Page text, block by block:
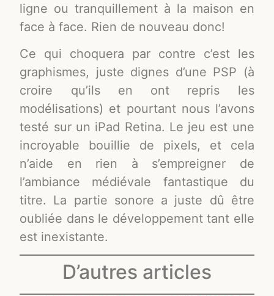
ligne ou tranquillement à la maison en
face à face. Rien de nouveau donc!
Ce qui choquera par contre c’est les
graphismes, juste dignes d’une PSP (à
croire qu’ils en ont repris les
modélisations) et pourtant nous l’avons
testé sur un iPad Retina. Le jeu est une
incroyable bouillie de pixels, et cela
n’aide en rien à s’empreigner de
l’ambiance médiévale fantastique du
titre. La partie sonore a juste dû être
oubliée dans le développement tant elle
est inexistante.
D’autres articles